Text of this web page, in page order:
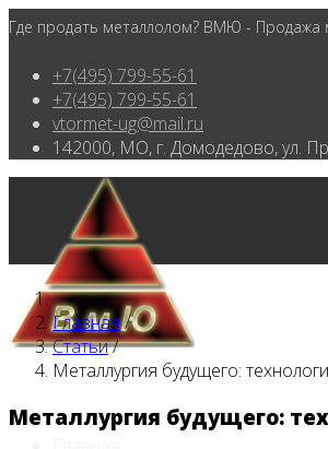
Где продать металлолом? ВМЮ - Продажа
+7(495) 799-55-61
+7(495) 799-55-61
vtormet-ug@mail.ru
142000, МО, г. Домодедово, ул.
Главная/
Статьи/
Металлургия будущего:
Металлургия будущего: